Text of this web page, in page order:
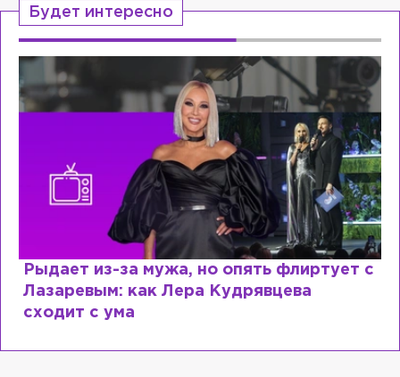
Будет интересно
Рыдает из-за мужа, но опять флиртует с
Лазаревым: как Лера Кудрявцева
сходит с ума